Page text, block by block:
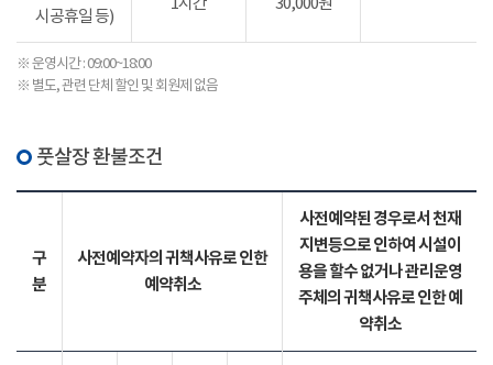
시공휴일 등)
※ 운영시간 : 09:00~18:00
※ 별도, 관련 단체 할인 및 회원제 없음
풋살장 환불조건
구
분
사전예약자의 귀책사유로 인한
예약취소
사전예약된 경우로서 천재
지변등으로 인하여 시설이
용을 할수 없거나 관리운영
주체의 귀책사유로 인한 예
약취소